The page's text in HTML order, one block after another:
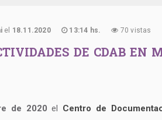
el 18.11.2020 13:14 hs. 70 vistas
DE CDAB EN
de 2020 el Centro de